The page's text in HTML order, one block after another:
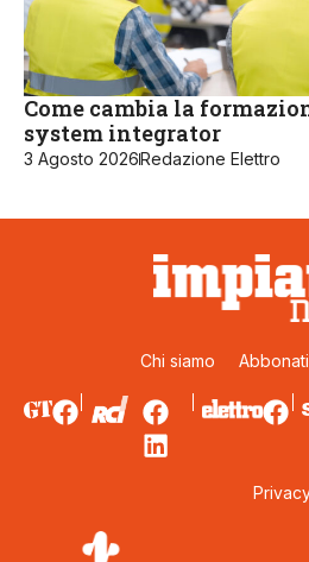
Come cambia la
system integrator
3 Agosto 2026Redazione Elettro
Chi siamo